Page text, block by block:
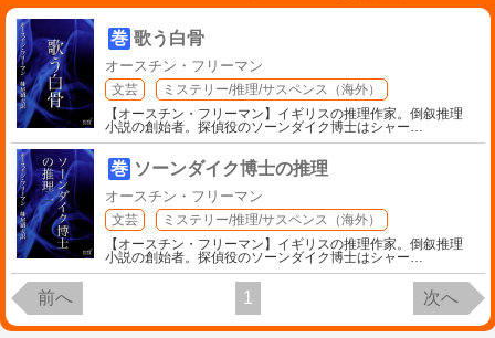
巻 歌う白骨
オースチン・フリーマン
文芸
ミステリー/推理/サスペンス（海外）
【オースチン・フリーマン】イギリスの推理作家。倒叙推理
小説の創始者。探偵役のソーンダイク博士はシャー…
巻 ソーンダイク博士の推理
オースチン・フリーマン
文芸
ミステリー/推理/サスペンス（海外）
【オースチン・フリーマン】イギリスの推理作家。倒叙推理
小説の創始者。探偵役のソーンダイク博士はシャー…
前へ 1 次へ